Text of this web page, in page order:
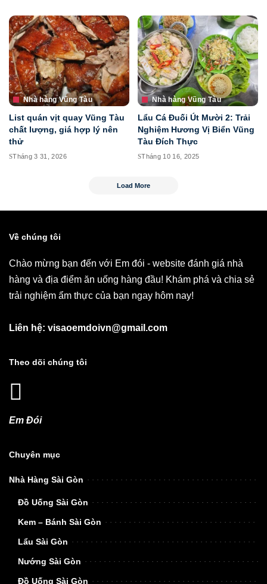
Nhà hàng Vũng Tàu
List quán vịt quay Vũng Tàu
chất lượng, giá hợp lý nên
thử
Tháng 3 31, 2026
Nhà hàng Vũng Tàu
Lẩu Cá Đuối Út Mười 2: Trải
Nghiệm Hương Vị Biển Vũng
Tàu Đích Thực
Tháng 10 16, 2025
Load More
Về chúng tôi
Chào mừng bạn đến với Em đói - website đánh giá nhà
hàng và địa điểm ăn uống hàng đầu! Khám phá và chia sẻ
trải nghiệm ẩm thực của bạn ngay hôm nay!
Liên hệ: visaoemdoivn@gmail.com
Theo dõi chúng tôi
Em Đói
Chuyên mục
Nhà Hàng Sài Gòn
Đồ Uống Sài Gòn
Kem – Bánh Sài Gòn
Lẩu Sài Gòn
Nướng Sài Gòn
Đồ Uống Sài Gòn